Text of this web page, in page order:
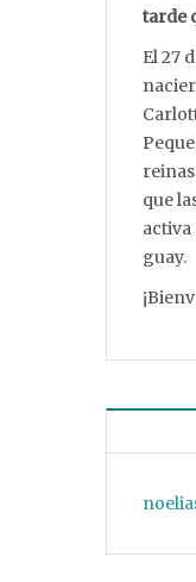
tarde
El 27
que
activa
guay.